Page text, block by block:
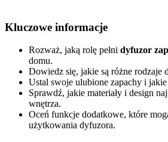
Kluczowe informacje
Rozważ, jaką rolę pełni dyfuzor
domu.
Dowiedz się, jakie są różne rodzaje
Ustal swoje ulubione zapachy i jakie
Sprawdź, jakie materiały i design
wnętrza.
Oceń funkcje dodatkowe, które
użytkowania dyfuzora.